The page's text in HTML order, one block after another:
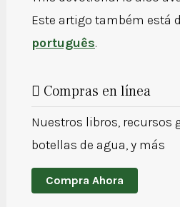
Este artigo também está
português.
Compras en línea
Nuestros libros, recursos
botellas de agua, y más
Compra Ahora